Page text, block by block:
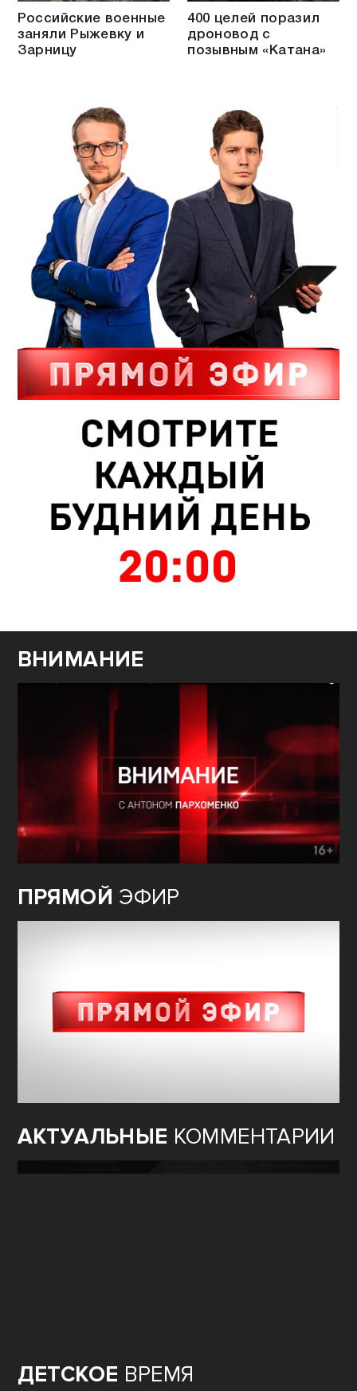
Российские военные
заняли Рыжевку и
Зарницу
400 целей поразил
дроновод с
позывным «Катана»
ВНИМАНИЕ
ПРЯМОЙ ЭФИР
АКТУАЛЬНЫЕ КОММЕНТАРИИ
ДЕТСКОЕ ВРЕМЯ